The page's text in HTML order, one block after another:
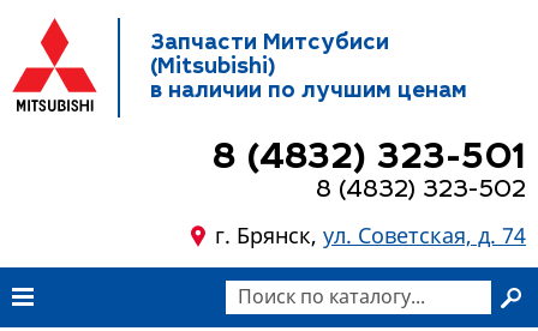
Запчасти Митсубиси
(Mitsubishi)
в наличии по лучшим ценам
8 (4832) 323-501
8 (4832) 323-502
г. Брянск, ул. Советская, д. 74